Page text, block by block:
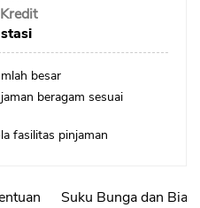
besar
beragam sesuai
fasilitas pinjaman
Suku Bunga dan